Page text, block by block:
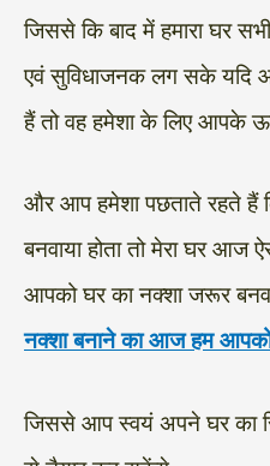
जिससे कि बाद में हमारा घर
एवं सुविधाजनक लग सके यदि
हैं तो वह हमेशा के लिए आपके
और आप हमेशा पछताते रहते हैं
बनवाया होता तो मेरा घर आज
आपको घर का नक्शा जरूर
नक्शा बनाने का आज हम
जिससे आप स्वयं अपने घर का